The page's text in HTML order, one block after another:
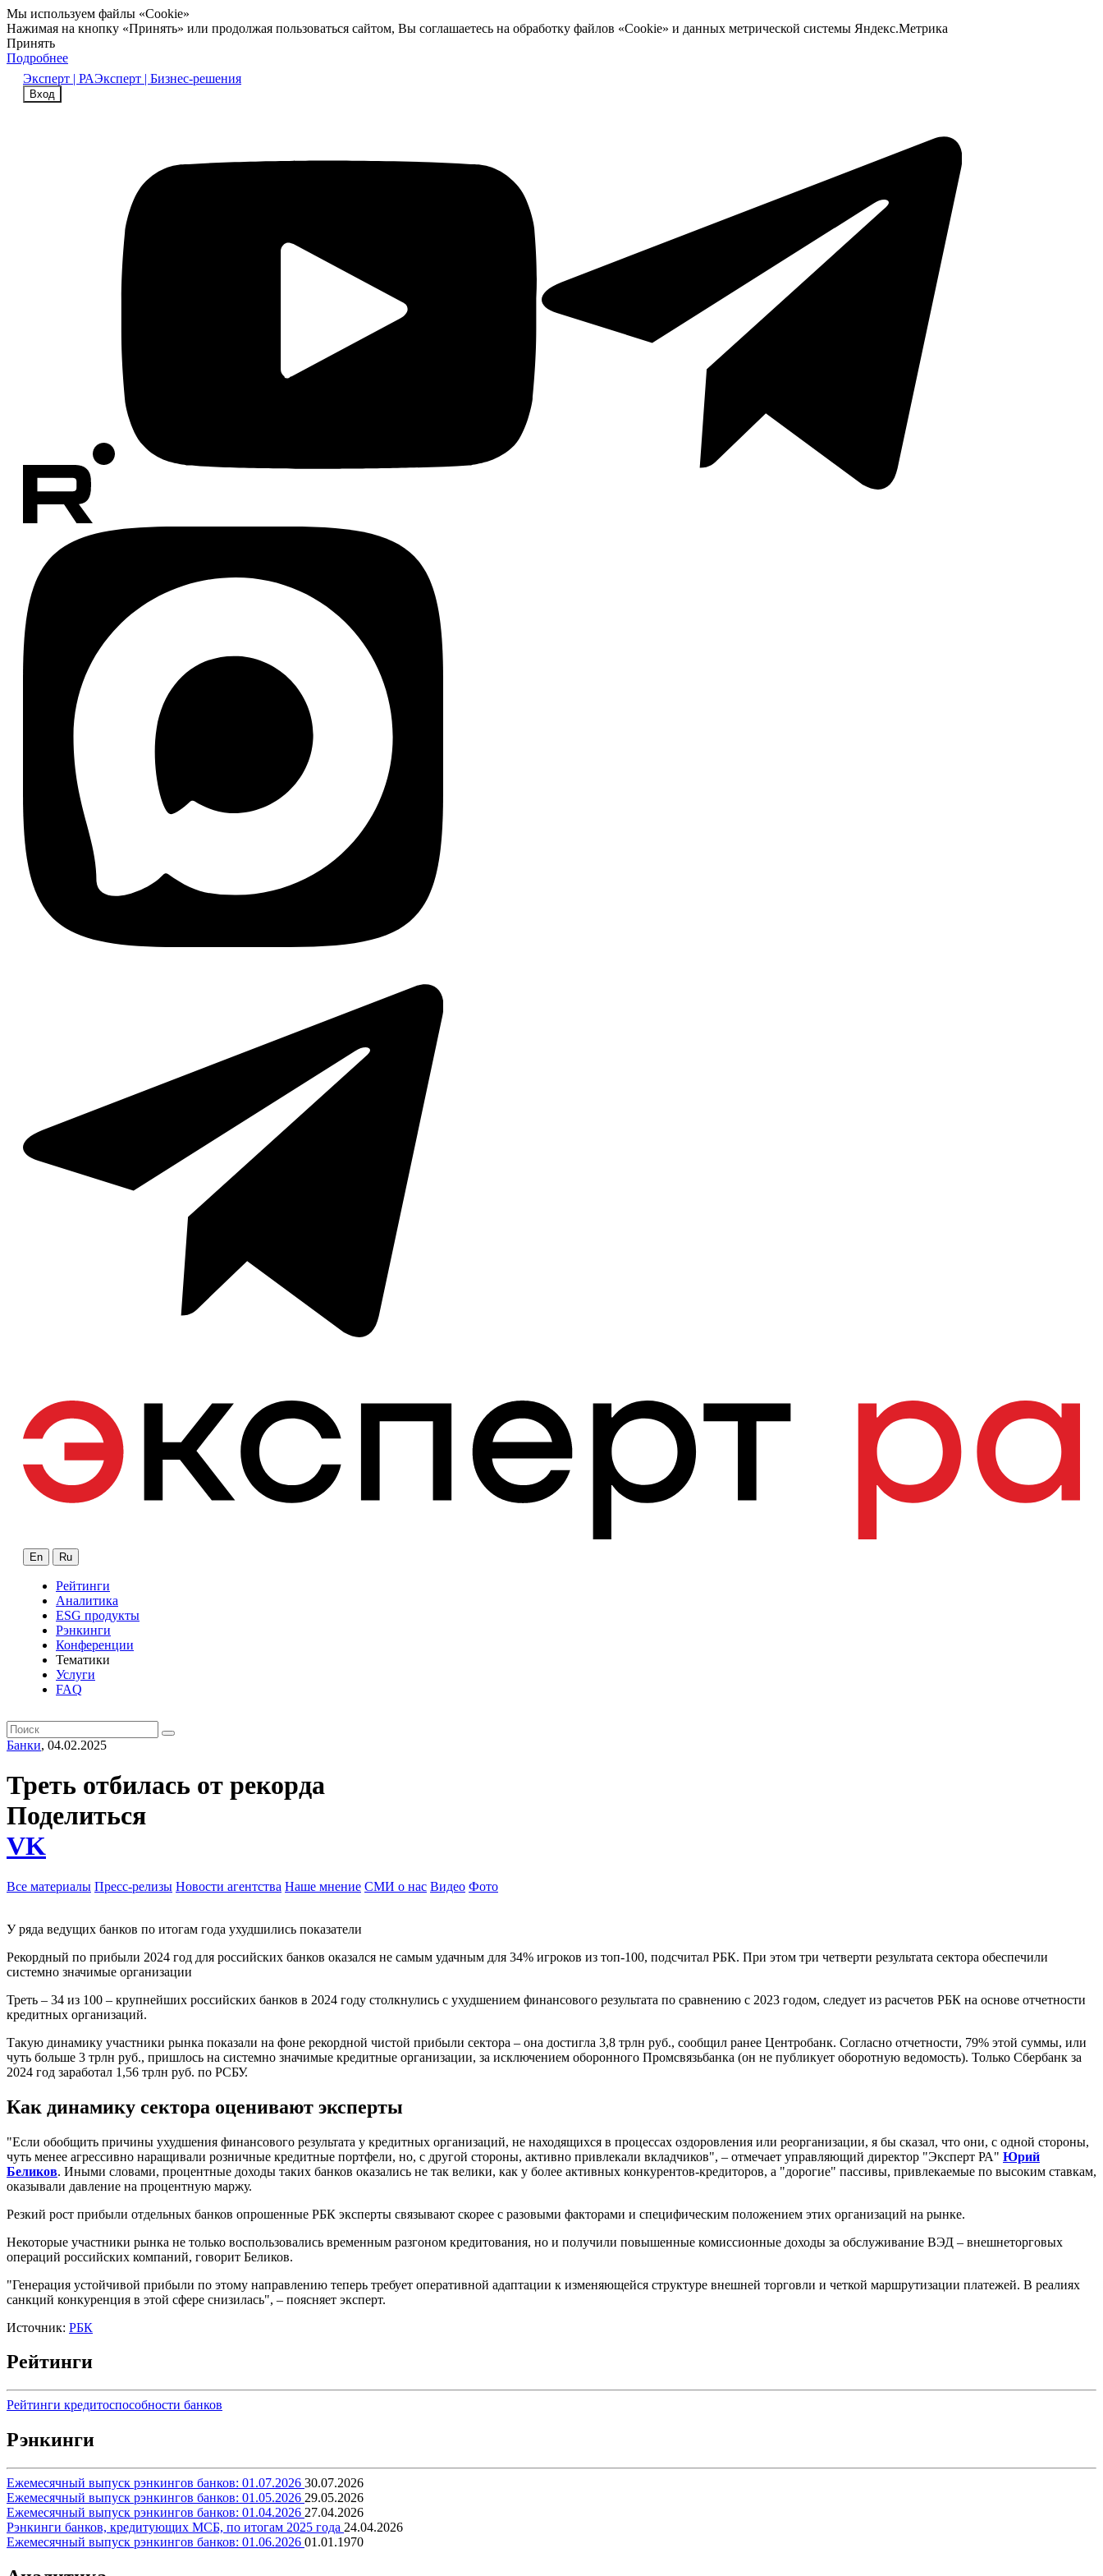
Мы используем файлы «Cookie»
Нажимая на кнопку «Принять» или продолжая пользоваться сайтом, Вы соглашаетесь на обработку файлов «Cookie» и данных метрической системы Яндекс.Метрика
Принять
Подробнее
Эксперт | РАЭксперт | Бизнес-решения
Вход
En Ru
Рейтинги
Аналитика
ESG продукты
Рэнкинги
Конференции
Тематики
Услуги
FAQ
Банки, 04.02.2025
Треть отбилась от рекорда
Поделиться
VK
Все материалы Пресс-релизы Новости агентства Наше мнение СМИ о нас Видео Фото
У ряда ведущих банков по итогам года ухудшились показатели
Рекордный по прибыли 2024 год для российских банков оказался не самым удачным для 34% игроков из топ-100, подсчитал РБК. При этом три четверти результата сектора обеспечили
системно значимые организации
Треть – 34 из 100 – крупнейших российских банков в 2024 году столкнулись с ухудшением финансового результата по сравнению с 2023 годом, следует из расчетов РБК на основе отчетности
кредитных организаций.
Такую динамику участники рынка показали на фоне рекордной чистой прибыли сектора – она достигла 3,8 трлн руб., сообщил ранее Центробанк. Согласно отчетности, 79% этой суммы, или
чуть больше 3 трлн руб., пришлось на системно значимые кредитные организации, за исключением оборонного Промсвязьбанка (он не публикует оборотную ведомость). Только Сбербанк за
2024 год заработал 1,56 трлн руб. по РСБУ.
Как динамику сектора оценивают эксперты
"Если обобщить причины ухудшения финансового результата у кредитных организаций, не находящихся в процессах оздоровления или реорганизации, я бы сказал, что они, с одной стороны,
чуть менее агрессивно наращивали розничные кредитные портфели, но, с другой стороны, активно привлекали вкладчиков", – отмечает управляющий директор "Эксперт РА" Юрий
Беликов. Иными словами, процентные доходы таких банков оказались не так велики, как у более активных конкурентов-кредиторов, а "дорогие" пассивы, привлекаемые по высоким ставкам,
оказывали давление на процентную маржу.
Резкий рост прибыли отдельных банков опрошенные РБК эксперты связывают скорее с разовыми факторами и специфическим положением этих организаций на рынке.
Некоторые участники рынка не только воспользовались временным разгоном кредитования, но и получили повышенные комиссионные доходы за обслуживание ВЭД – внешнеторговых
операций российских компаний, говорит Беликов.
"Генерация устойчивой прибыли по этому направлению теперь требует оперативной адаптации к изменяющейся структуре внешней торговли и четкой маршрутизации платежей. В реалиях
санкций конкуренция в этой сфере снизилась", – поясняет эксперт.
Источник: РБК
Рейтинги
Рейтинги кредитоспособности банков
Рэнкинги
Ежемесячный выпуск рэнкингов банков: 01.07.2026 30.07.2026
Ежемесячный выпуск рэнкингов банков: 01.05.2026 29.05.2026
Ежемесячный выпуск рэнкингов банков: 01.04.2026 27.04.2026
Рэнкинги банков, кредитующих МСБ, по итогам 2025 года 24.04.2026
Ежемесячный выпуск рэнкингов банков: 01.06.2026 01.01.1970